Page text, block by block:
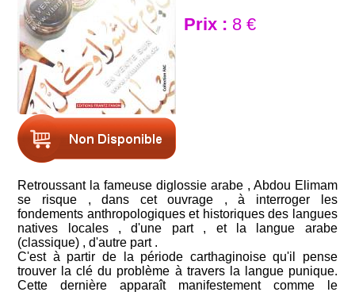
Prix : 8 €
Retroussant la fameuse diglossie arabe , Abdou Elimam
se risque , dans cet ouvrage , à interroger les
fondements anthropologiques et historiques des langues
natives locales , d'une part , et la langue arabe
(classique) , d'autre part .
C'est à partir de la période carthaginoise qu'il pense
trouver la clé du problème à travers la langue punique.
Cette dernière apparaît manifestement comme le